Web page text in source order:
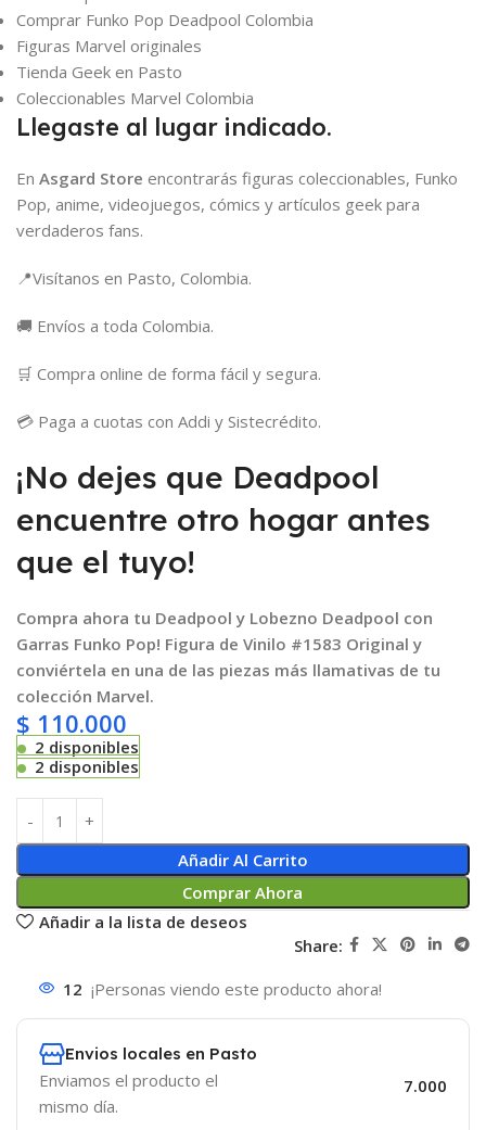
Comprar Funko Pop Deadpool Colombia
Figuras Marvel originales
Tienda Geek en Pasto
Coleccionables Marvel Colombia
Llegaste al lugar indicado.
En Asgard Store encontrarás figuras coleccionables, Funko
Pop, anime, videojuegos, cómics y artículos geek para
verdaderos fans.
📍Visítanos en Pasto, Colombia.
🚚 Envíos a toda Colombia.
🛒 Compra online de forma fácil y segura.
💳 Paga a cuotas con Addi y Sistecrédito.
¡No dejes que Deadpool
encuentre otro hogar antes
que el tuyo!
Compra ahora tu Deadpool y Lobezno Deadpool con
Garras Funko Pop! Figura de Vinilo #1583 Original y
conviértela en una de las piezas más llamativas de tu
colección Marvel.
$ 110.000
2 disponibles
2 disponibles
Añadir Al Carrito
Comprar Ahora
Añadir a la lista de deseos
Share:
12 ¡Personas viendo este producto ahora!
Envios locales en Pasto
Enviamos el producto el
mismo día.
7.000